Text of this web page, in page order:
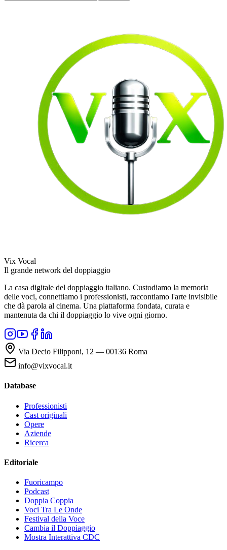
Vix Vocal
Il grande network del doppiaggio
La casa digitale del doppiaggio italiano. Custodiamo la memoria
delle voci, connettiamo i professionisti, raccontiamo l'arte invisibile
che dà parola al cinema. Una piattaforma fondata, curata e
mantenuta da chi il doppiaggio lo vive ogni giorno.
Via Decio Filipponi, 12 — 00136 Roma
info@vixvocal.it
Database
Professionisti
Cast originali
Opere
Aziende
Ricerca
Editoriale
Fuoricampo
Podcast
Doppia Coppia
Voci Tra Le Onde
Festival della Voce
Cambia il Doppiaggio
Mostra Interattiva CDC